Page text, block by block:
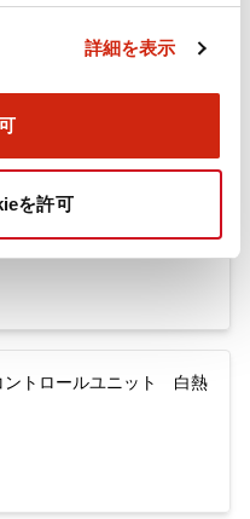
詳細を表示
を許可
トロールユニット（201
トロールユニット 白熱